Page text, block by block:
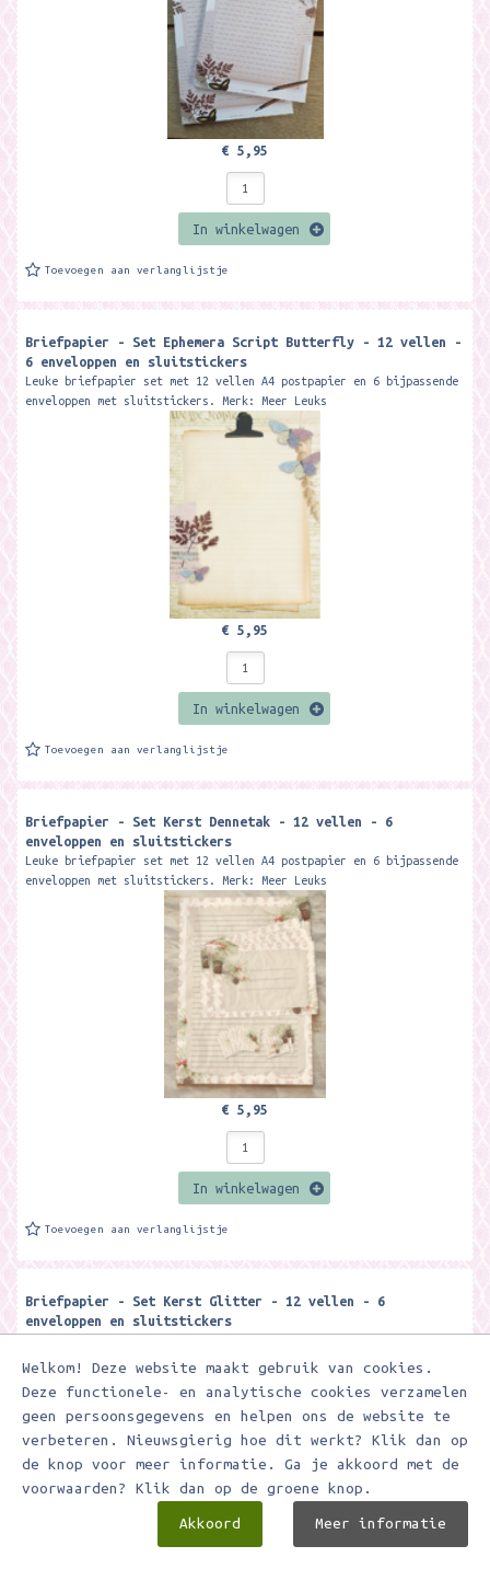
Welkom! Deze website maakt gebruik van cookies.
Deze functionele- en analytische cookies verzamelen
geen persoonsgegevens en helpen ons de website te
verbeteren. Nieuwsgierig hoe dit werkt? Klik dan op
de knop voor meer informatie. Ga je akkoord met de
voorwaarden? Klik dan op de groene knop.
Akkoord Meer informatie
€ 5,95
In winkelwagen
Toevoegen aan verlanglijstje
Briefpapier - Set Ephemera Script Butterfly - 12 vellen -
6 enveloppen en sluitstickers
Leuke briefpapier set met 12 vellen A4 postpapier en 6 bijpassende
enveloppen met sluitstickers. Merk: Meer Leuks
€ 5,95
In winkelwagen
Toevoegen aan verlanglijstje
Briefpapier - Set Kerst Dennetak - 12 vellen - 6
enveloppen en sluitstickers
Leuke briefpapier set met 12 vellen A4 postpapier en 6 bijpassende
enveloppen met sluitstickers. Merk: Meer Leuks
€ 5,95
In winkelwagen
Toevoegen aan verlanglijstje
Briefpapier - Set Kerst Glitter - 12 vellen - 6
enveloppen en sluitstickers
enveloppen met sluitstickers. Merk: Meer Leuks